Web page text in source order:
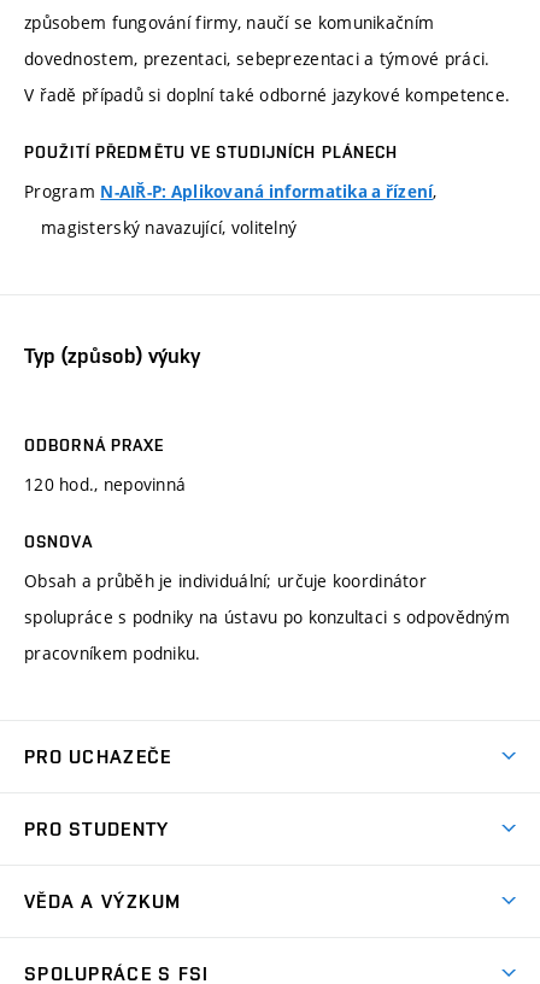
způsobem fungování firmy, naučí se komunikačním
dovednostem, prezentaci, sebeprezentaci a týmové práci.
V řadě případů si doplní také odborné jazykové kompetence.
POUŽITÍ PŘEDMĚTU VE STUDIJNÍCH PLÁNECH
Program N-AIŘ-P: Aplikovaná informatika a řízení,
magisterský navazující, volitelný
Typ (způsob) výuky
ODBORNÁ PRAXE
120 hod., nepovinná
OSNOVA
Obsah a průběh je individuální; určuje koordinátor
spolupráce s podniky na ústavu po konzultaci s odpovědným
pracovníkem podniku.
PRO UCHAZEČE
Ambasadoři studia
Zápisy
PRO STUDENTY
Studijní předpisy
VĚDA A VÝZKUM
SPOLUPRÁCE S FSI